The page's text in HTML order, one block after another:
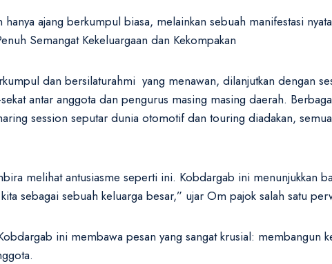
hanya ajang berkumpul biasa, melainkan sebuah manifestasi
Semangat Kekeluargaan dan Kekompakan
dan bersilaturahmi yang menawan, dilanjutkan dengan
antar anggota dan pengurus masing masing daerah.
session seputar dunia otomotif dan touring diadakan,
melihat antusiasme seperti ini. Kobdargab ini
sebagai sebuah keluarga besar,” ujar Om pajok salah satu
ini membawa pesan yang sangat krusial: membangun